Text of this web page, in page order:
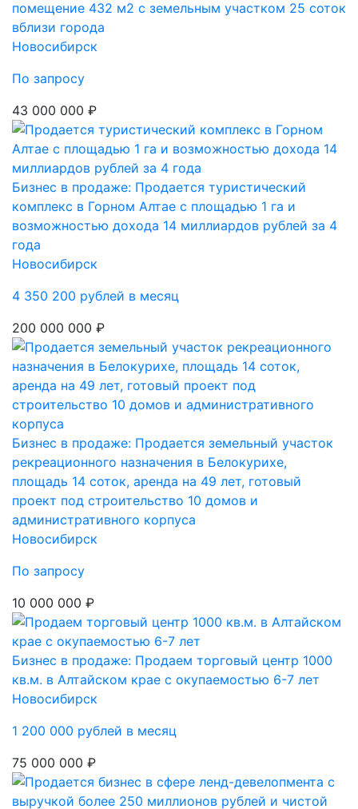
помещение 432 м2 с земельным участком 25 соток
вблизи города
Новосибирск
По запросу
43 000 000 ₽
Бизнес в продаже: Продается туристический
комплекс в Горном Алтае с площадью 1 га и
возможностью дохода 14 миллиардов рублей за 4
года
Новосибирск
4 350 200 рублей в месяц
200 000 000 ₽
Бизнес в продаже: Продается земельный участок
рекреационного назначения в Белокурихе,
площадь 14 соток, аренда на 49 лет, готовый
проект под строительство 10 домов и
административного корпуса
Новосибирск
По запросу
10 000 000 ₽
Бизнес в продаже: Продаем торговый центр 1000
кв.м. в Алтайском крае с окупаемостью 6-7 лет
Новосибирск
1 200 000 рублей в месяц
75 000 000 ₽